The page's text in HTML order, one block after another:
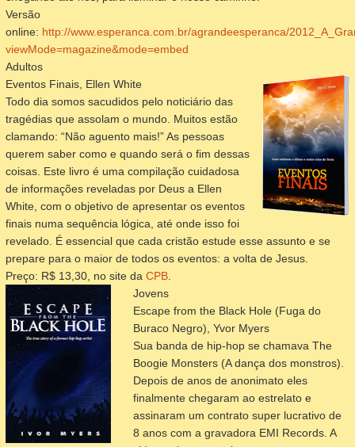
Versão
online: http://www.esperanca.com.br/agrandeesperanca/
viewMode=magazine&mode=embed
Adultos
Eventos Finais, Ellen White
Todo dia somos sacudidos pelo noticiário das
tragédias que assolam o mundo. Muitos estão
clamando: “Não aguento mais!” As pessoas
querem saber como e quando será o fim dessas
coisas. Este livro é uma compilação cuidadosa
de informações reveladas por Deus a Ellen
White, com o objetivo de apresentar os eventos
finais numa sequência lógica, até onde isso foi
revelado. É essencial que cada cristão estude esse assunto e se
prepare para o maior de todos os eventos: a volta de Jesus.
Preço: R$ 13,30, no site da CPB
Jovens
Escape from the Black Hole (Fuga do
Buraco Negro) , Yvor Myers
Sua banda de hip-hop se chamava The
Boogie Monsters (A dança dos monstros).
Depois de anos de anonimato eles
finalmente chegaram ao estrelato e
assinaram um contrato super lucrativo de
8 anos com a gravadora EMI Records. A